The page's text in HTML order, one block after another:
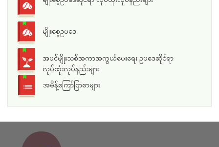
မျိုးစေ့ဥပဒေ
အပင်မျိုးသစ်အကာအကွယ်ပေးရေး ဥပဒေဆိုင်ရာ
လုပ်ထုံးလုပ်နည်းများ
အမိန့်ကြော်ငြာစာများ